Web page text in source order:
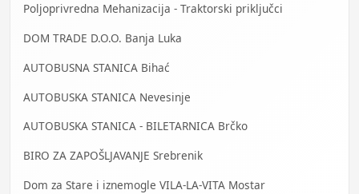
Poljoprivredna Mehanizacija - Traktorski priključci
DOM TRADE D.O.O. Banja Luka
AUTOBUSNA STANICA Bihać
AUTOBUSKA STANICA Nevesinje
AUTOBUSKA STANICA - BILETARNICA Brčko
BIRO ZA ZAPOŠLJAVANJE Srebrenik
Dom za Stare i iznemogle VILA-LA-VITA Mostar